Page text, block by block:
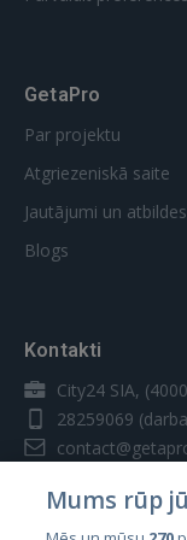
GetaPro
Par projektu
Atgriezeniskā saite
Jautājumi un atbildes
Blogs
Kontakti
City24 SIA,
28259069
Mums rūp